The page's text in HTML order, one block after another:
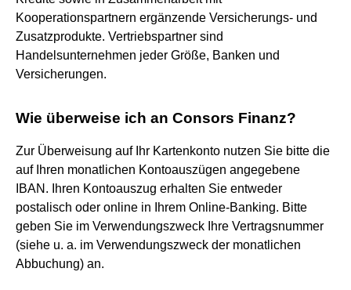
Kooperationspartnern ergänzende Versicherungs- und
Zusatzprodukte. Vertriebspartner sind
Handelsunternehmen jeder Größe, Banken und
Versicherungen.
Wie überweise ich an Consors Finanz?
Zur Überweisung auf Ihr Kartenkonto nutzen Sie bitte die
auf Ihren monatlichen Kontoauszügen angegebene
IBAN. Ihren Kontoauszug erhalten Sie entweder
postalisch oder online in Ihrem Online-Banking. Bitte
geben Sie im Verwendungszweck Ihre Vertragsnummer
(siehe u. a. im Verwendungszweck der monatlichen
Abbuchung) an.